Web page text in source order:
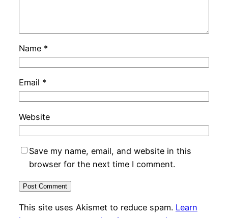
Name *
Email *
Website
Save my name, email, and website in this
browser for the next time I comment.
This site uses Akismet to reduce spam. Learn